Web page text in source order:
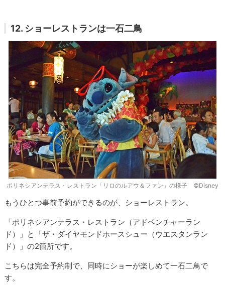
12. ショーレストランは一石二鳥
ポリネシアンテラス・レストラン「リロのルアウ＆ファン」の様子 ©Disney
もうひとつ事前予約ができるのが、ショーレストラン。
「ポリネシアンテラス・レストラン（アドベンチャーラン
ド）」と「ザ・ダイヤモンドホースシュー（ウエスタンラン
ド）」の2箇所です。
こちらは完全予約制で、同時にショーが楽しめて一石二鳥で
す。